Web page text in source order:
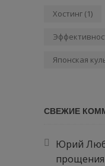
Хостинг (1)
Японская
СВЕЖИЕ
Юрий
прощения